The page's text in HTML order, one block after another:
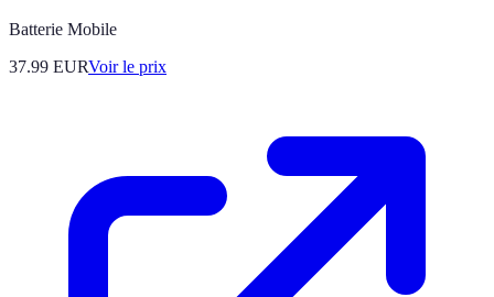
Batterie Mobile
37.99 EURVoir le prix